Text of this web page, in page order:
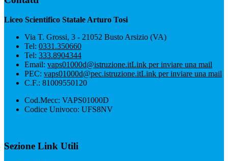
Liceo Scientifico Statale Arturo Tosi
Via T. Grossi, 3 - 21052 Busto Arsizio (VA)
Tel: 0331.350660
Tel: 333.8904344
Email: vaps01000d@istruzione.itLink per inviare una mail
PEC: vaps01000d@pec.istruzione.itLink per inviare una mail
C.F.: 81009550120
Cod.Mecc: VAPS01000D
Codice Univoco: UFS8NV
Sezione Link Utili